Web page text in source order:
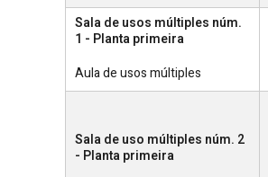
Sala de usos múltiples núm.
1 - Planta primeira
Aula de usos múltiples
Sala de uso múltiples núm. 2
- Planta primeira